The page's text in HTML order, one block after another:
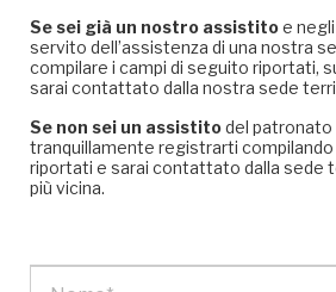
Se sei già un nostro assistitoe
servito dell’assistenza di una nostra
compilare i campi di seguito riportati,
sarai contattato dalla nostra sede
Se non sei un assistitodel patronato
tranquillamente registrarti compilando
riportati e sarai contattato dalla sede
più vicina.